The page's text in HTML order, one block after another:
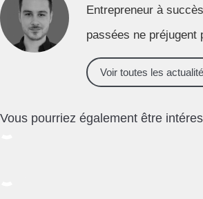
Entrepreneur à
passées ne
Voir toutes les
Vous pourriez également être